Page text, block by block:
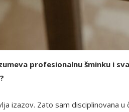
profesionalnu šminku i
izazov. Zato sam disciplinovana